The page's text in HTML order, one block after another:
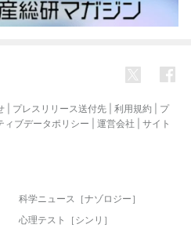
プレスリリース送付先 利用規約
プ
ィブデータポリシー 運営会社
サイト
科学ニュース［ナゾロジー］
心理テスト［シンリ］